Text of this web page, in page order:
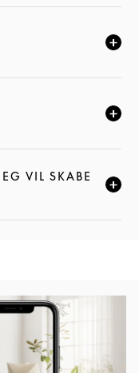
OG
OG
VIL SKABE
OG